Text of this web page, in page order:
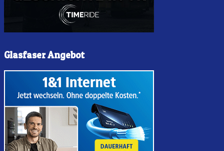
Glasfaser Angebot